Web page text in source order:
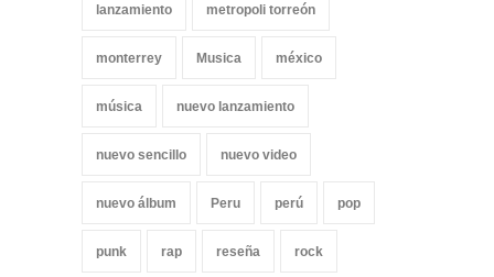
lanzamiento metropoli torreón
monterrey Musica méxico
música nuevo lanzamiento
nuevo sencillo nuevo video
nuevo álbum Peru perú pop
punk rap reseña rock